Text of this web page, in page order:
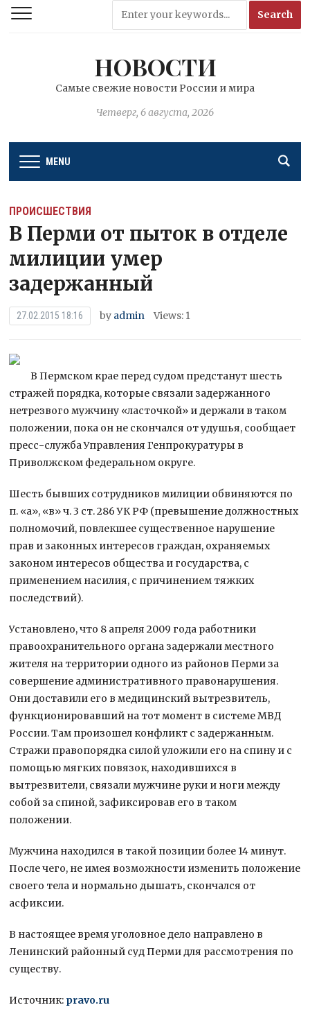
НОВОСТИ
Самые свежие новости России и мира
Четверг, 6 августа, 2026
MENU
ПРОИСШЕСТВИЯ
В Перми от пыток в отделе
милиции умер
задержанный
27.02.2015 18:16 by admin Views: 1
В Пермском крае перед судом предстанут шесть
стражей порядка, которые связали задержанного
нетрезвого мужчину «ласточкой» и держали в таком
положении, пока он не скончался от удушья, сообщает
пресс-служба Управления Генпрокуратуры в
Приволжском федеральном округе.
Шесть бывших сотрудников милиции обвиняются по
п. «а», «в» ч. 3 ст. 286 УК РФ (превышение должностных
полномочий, повлекшее существенное нарушение
прав и законных интересов граждан, охраняемых
законом интересов общества и государства, с
применением насилия, с причинением тяжких
последствий).
Установлено, что 8 апреля 2009 года работники
правоохранительного органа задержали местного
жителя на территории одного из районов Перми за
совершение административного правонарушения.
Они доставили его в медицинский вытрезвитель,
функционировавший на тот момент в системе МВД
России. Там произошел конфликт с задержанным.
Стражи правопорядка силой уложили его на спину и с
помощью мягких повязок, находившихся в
вытрезвители, связали мужчине руки и ноги между
собой за спиной, зафиксировав его в таком
положении.
Мужчина находился в такой позиции более 14 минут.
После чего, не имея возможности изменить положение
своего тела и нормально дышать, скончался от
асфиксии.
В настоящее время уголовное дело направлено в
Ленинский районный суд Перми для рассмотрения по
существу.
Источник: pravo.ru